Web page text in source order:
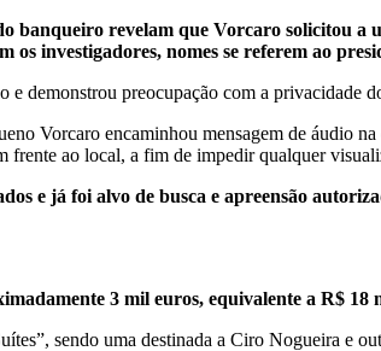
banqueiro revelam que Vorcaro solicitou
investigadores, nomes se referem ao
demonstrou preocupação com a privacidade
Vorcaro encaminhou mensagem de áudio
frente ao local, a fim de impedir qualquer
e já foi alvo de busca e apreensão
3 mil euros, equivalente a R$
sendo uma destinada a Ciro Nogueira e